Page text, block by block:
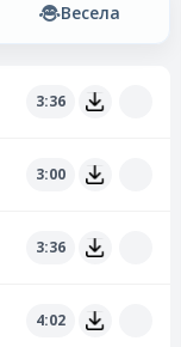
Весела
3:36
3:00
3:36
4:02